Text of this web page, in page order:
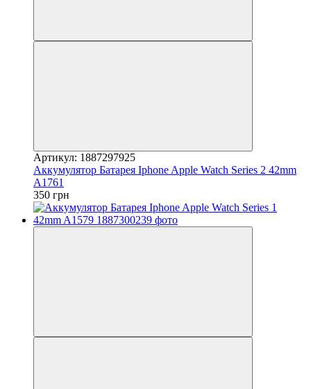
Артикул: 1887297925
Аккумулятор Батарея Iphone Apple Watch Series 2 42mm
A1761
350 грн